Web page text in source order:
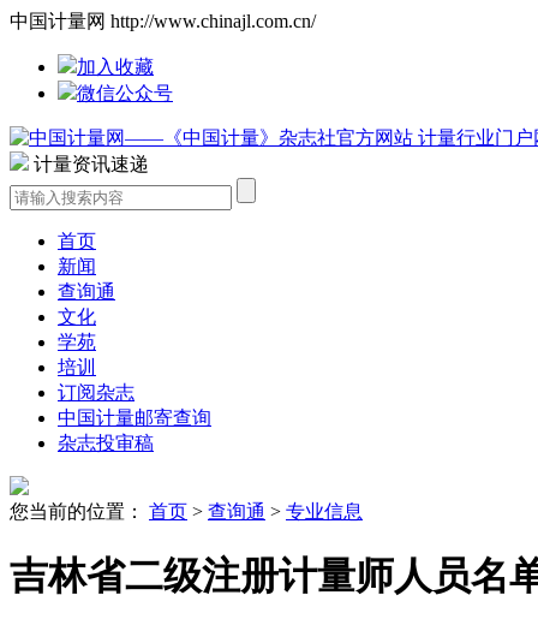
中国计量网 http://www.chinajl.com.cn/
加入收藏
微信公众号
计量资讯速递
首页
新闻
查询通
文化
学苑
培训
订阅杂志
中国计量邮寄查询
杂志投审稿
您当前的位置： 首页 > 查询通 > 专业信息
吉林省二级注册计量师人员名